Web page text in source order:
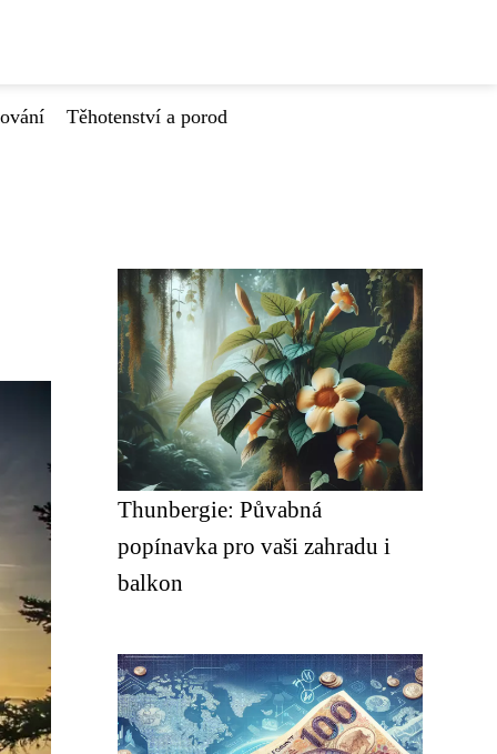
Těhotenství a porod
Thunbergie: Půvabná
popínavka pro vaši zahradu i
balkon